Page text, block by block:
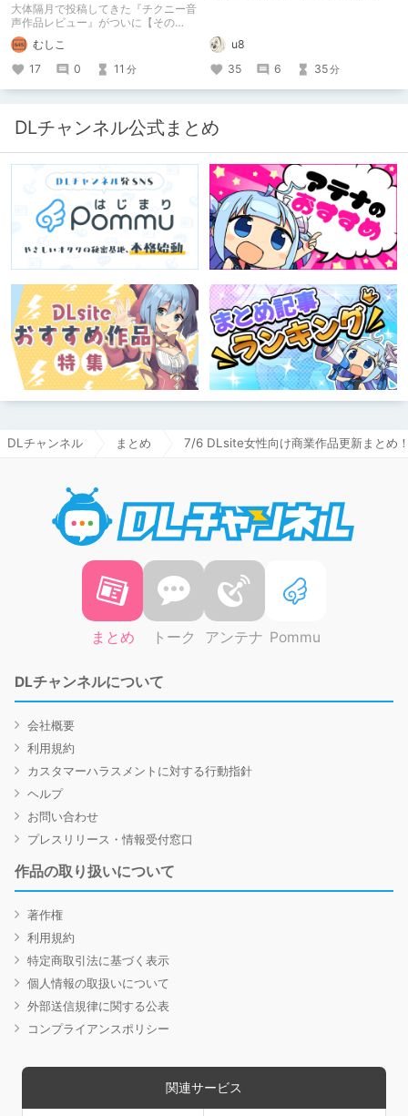
大体隔月で投稿してきた『チクニー音
声作品レビュー』がついに【その
50】を迎えました！ 約7年半チクニー
し続け、おシコり報告をしてきただけ
ですけど記念は記念。 皆様への感謝
を伝えたり、これまでの投稿を振り返
ります。
むしこ
17
0 11 分
u8
35
6 35分
DLチャンネル公式まとめ
DLチャンネル まとめ 7/6 DLsite女性向け商業作品更新まとめ
まとめ トーク アンテナ Pommu
DLチャンネルについて
会社概要
利用規約
カスタマーハラスメントに対する行動指針
ヘルプ
お問い合わせ
プレスリリース・情報受付窓口
作品の取り扱いについて
著作権
利用規約
特定商取引法に基づく表示
個人情報の取扱いについて
外部送信規律に関する公表
コンプライアンスポリシー
関連サービス